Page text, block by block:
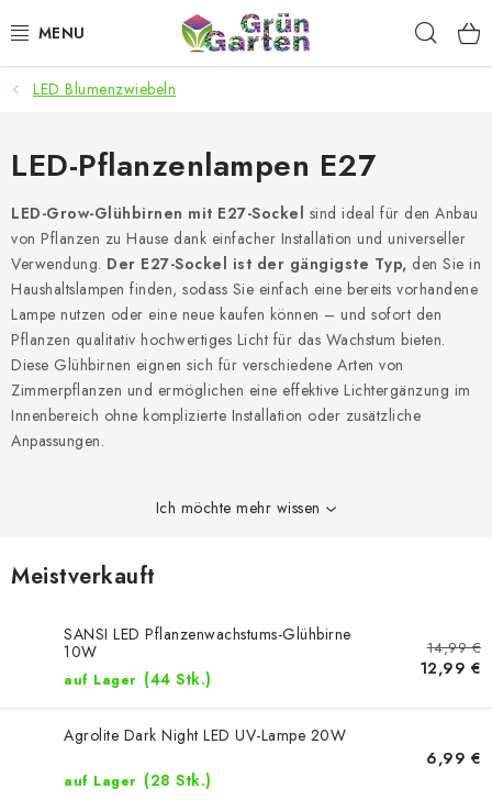
Inhalt
ANGEBOTE
LED PFLANZENLAMPEN
ANBAUBEDARF FÜR DEN HEIMANBAU
AQUARISTIK
MICROGREENS
SMARTER GARTEN
Geschäftsbewertung
LED Blumenzwiebeln
LED-Pflanzenlampen E27
LED-Grow-Glühbirnen mit E27-Sockel sind ideal für den Anbau
von Pflanzen zu Hause dank einfacher Installation und universeller
Verwendung. Der E27-Sockel ist der gängigste Typ, den Sie in
Haushaltslampen finden, sodass Sie einfach eine bereits vorhandene
Lampe nutzen oder eine neue kaufen können – und sofort den
Pflanzen qualitativ hochwertiges Licht für das Wachstum bieten.
Diese Glühbirnen eignen sich für verschiedene Arten von
Zimmerpflanzen und ermöglichen eine effektive Lichtergänzung im
Innenbereich ohne komplizierte Installation oder zusätzliche
Anpassungen.
Ich möchte mehr wissen
Meistverkauft
SANSI LED Pflanzenwachstums-Glühbirne
10W
auf Lager (44 Stk.)
14,99 €
12,99 €
Agrolite Dark Night LED UV-Lampe 20W
auf Lager (28 Stk.)
6,99 €